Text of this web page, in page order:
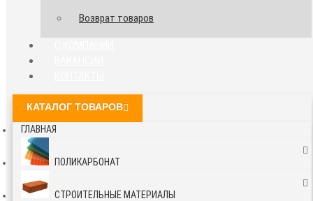
Возврат товаров
КАТАЛОГ ТОВАРОВ
ГЛАВНАЯ
ПОЛИКАРБОНАТ
СТРОИТЕЛЬНЫЕ МАТЕРИАЛЫ